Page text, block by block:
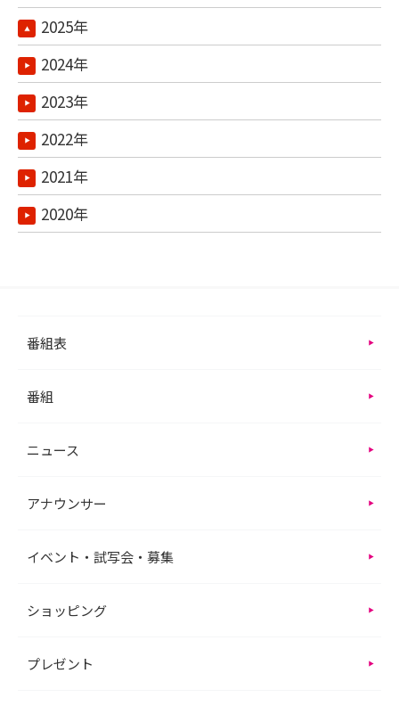
2025年
2024年
2023年
2022年
2021年
2020年
番組表
番組
ニュース
アナウンサー
イベント・試写会・募集
ショッピング
プレゼント